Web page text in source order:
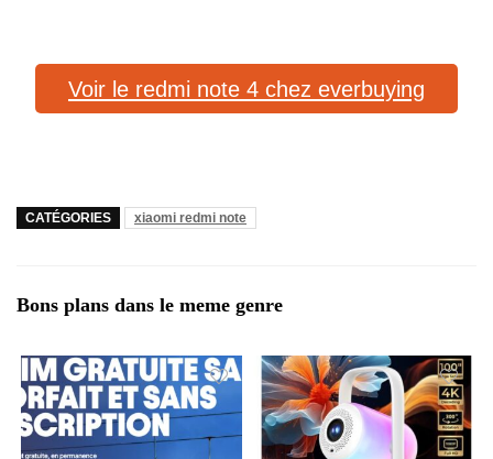
Voir le redmi note 4 chez everbuying
CATÉGORIES xiaomi redmi note
Bons plans dans le meme genre